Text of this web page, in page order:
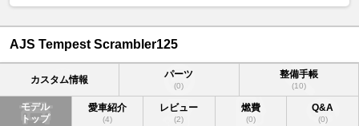
AJS Tempest Scrambler125
カスタム情報 パーツ
(0)
整備手帳
(10)
モデル
トップ
愛車紹介
(4)
レビュー
(2)
燃費
(0)
Q&A
(0)